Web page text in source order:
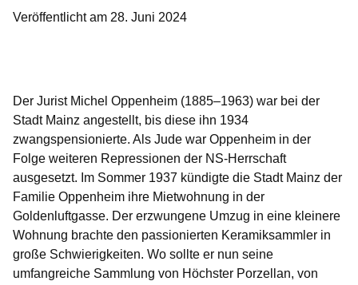
Veröffentlicht am 28. Juni 2024
Der Jurist Michel Oppenheim (1885–1963) war bei der
Stadt Mainz angestellt, bis diese ihn 1934
zwangspensionierte. Als Jude war Oppenheim in der
Folge weiteren Repressionen der NS-Herrschaft
ausgesetzt. Im Sommer 1937 kündigte die Stadt Mainz der
Familie Oppenheim ihre Mietwohnung in der
Goldenluftgasse. Der erzwungene Umzug in eine kleinere
Wohnung brachte den passionierten Keramiksammler in
große Schwierigkeiten. Wo sollte er nun seine
umfangreiche Sammlung von Höchster Porzellan, von